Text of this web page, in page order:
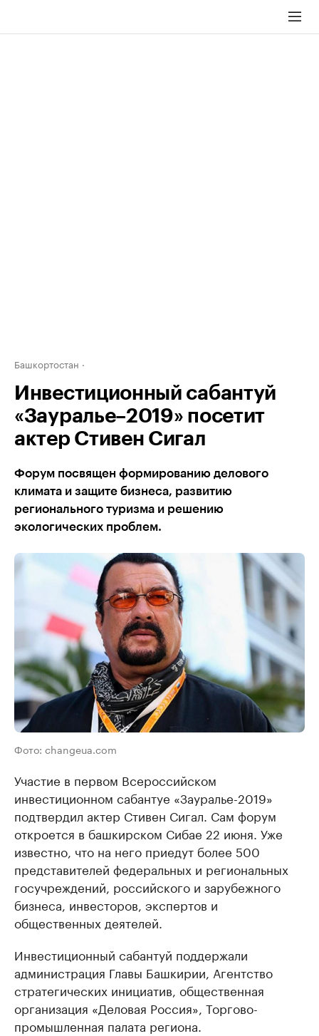
Башкортостан
Инвестиционный сабантуй
«Зауралье–2019» посетит
актер Стивен Сигал
Форум посвящен формированию делового
климата и защите бизнеса, развитию
регионального туризма и решению
экологических проблем.
Фото: changeua.com
Участие в первом Всероссийском
инвестиционном сабантуе «Зауралье-2019»
подтвердил актер Стивен Сигал. Сам форум
откроется в башкирском Сибае 22 июня. Уже
известно, что на него приедут более 500
представителей федеральных и региональных
госучреждений, российского и зарубежного
бизнеса, инвесторов, экспертов и
общественных деятелей.
Инвестиционный сабантуй поддержали
администрация Главы Башкирии, Агентство
стратегических инициатив, общественная
организация «Деловая Россия», Торгово-
промышленная палата региона.